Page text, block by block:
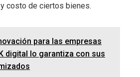
costo de ciertos bienes.
para las empresas
digital lo garantiza con sus